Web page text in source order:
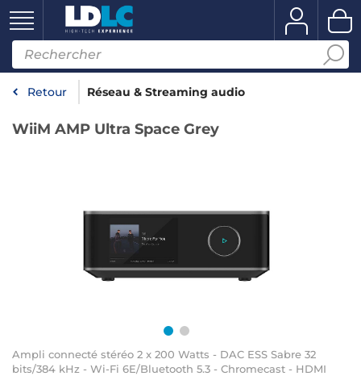
Retour Réseau & Streaming audio
WiiM AMP Ultra Space Grey
Ampli connecté stéréo 2 x 200 Watts - DAC ESS Sabre 32
bits/384 kHz - Wi-Fi 6E/Bluetooth 5.3 - Chromecast - HDMI